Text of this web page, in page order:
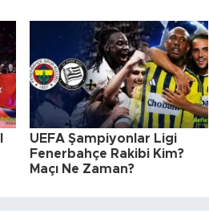
UEFA Şampiyonlar Ligi
Fenerbahçe Rakibi Kim?
Maçı Ne Zaman?